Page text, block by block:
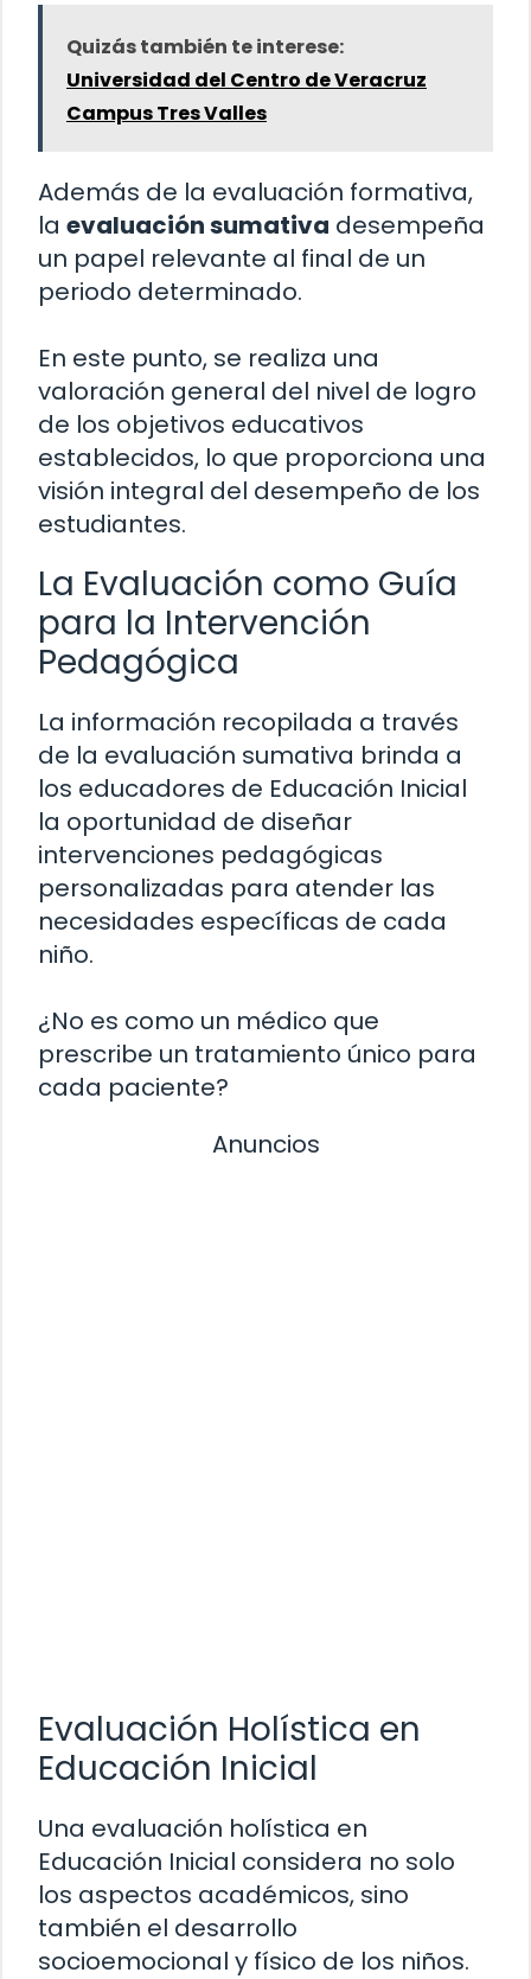
Quizás también te interese:
Universidad del Centro de Veracruz
Campus Tres Valles
Además de la evaluación formativa,
la evaluación sumativa desempeña
un papel relevante al final de un
periodo determinado.
En este punto, se realiza una
valoración general del nivel de logro
de los objetivos educativos
establecidos, lo que proporciona una
visión integral del desempeño de los
estudiantes.
La Evaluación como Guía
para la Intervención
Pedagógica
La información recopilada a través
de la evaluación sumativa brinda a
los educadores de Educación Inicial
la oportunidad de diseñar
intervenciones pedagógicas
personalizadas para atender las
necesidades específicas de cada
niño.
¿No es como un médico que
prescribe un tratamiento único para
cada paciente?
Anuncios
Evaluación Holística en
Educación Inicial
Una evaluación holística en
Educación Inicial considera no solo
los aspectos académicos, sino
también el desarrollo
socioemocional y físico de los niños.